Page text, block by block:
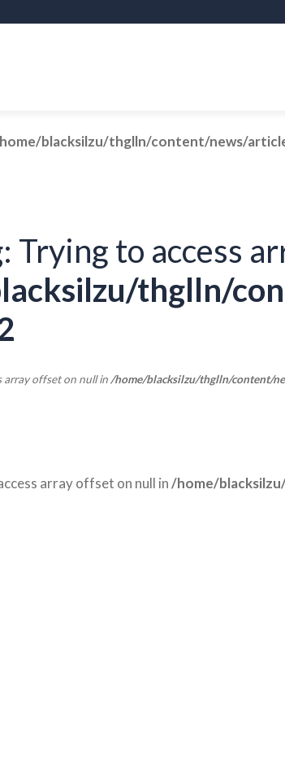
blacksilzu/thglln/content/news/
: Trying to access
thglln/
array offset on null in /home/blacksilzu/thglln/content/
array offset on null in/home/